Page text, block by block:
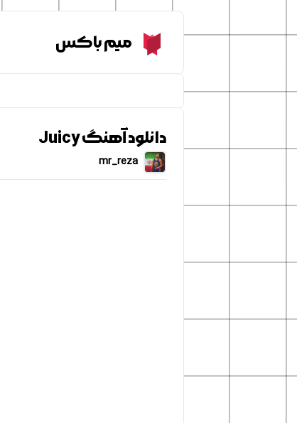
Meme Boxمیم باکس
دانلود آهنگ Juicy
mr_reza